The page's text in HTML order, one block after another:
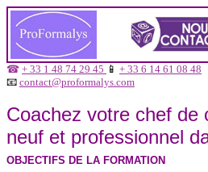
☎ + 33 1 48 74 29 45 📱 + 33 6 14 61 08 48
📧 contact@proformalys.com
Coachez votre chef
neuf et professionnel
OBJECTIFS DE LA FORMATION